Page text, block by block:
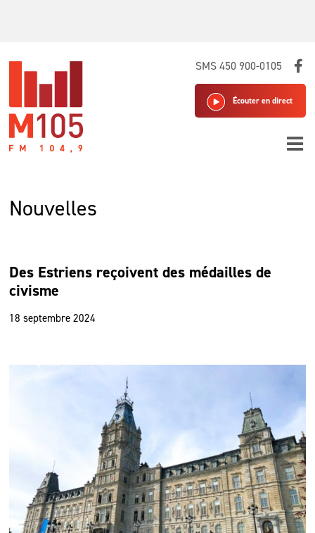
SMS 450 900-0105
Écouter en direct
Nouvelles
Des Estriens reçoivent des médailles de
civisme
18 septembre 2024